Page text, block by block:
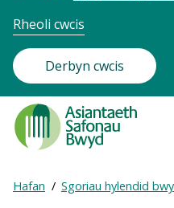
Rheoli cwcis
Derbyn cwcis
Food
Standards
Agency
Frontpage
Breadcrumb
Expand
breadcrumb
Hafan Sgoriau hylendid